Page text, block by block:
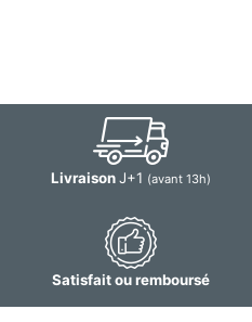
LivraisonJ+1 (avant 13h)
Satisfait ou remboursé